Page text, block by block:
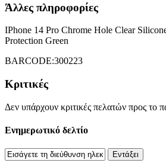
Άλλες πληροφορίες
IPhone 14 Pro Chrome Hole Clear
Protection Green
BARCODE:300223
Κριτικές
Δεν υπάρχουν κριτικές πελατών προς το
Ενημερωτικό δελτίο
Εντάξει